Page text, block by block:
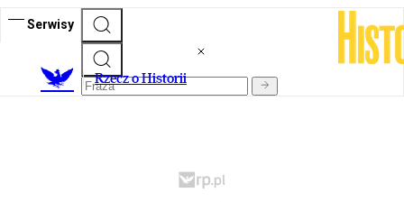
Serwisy
Rzecz o Historii